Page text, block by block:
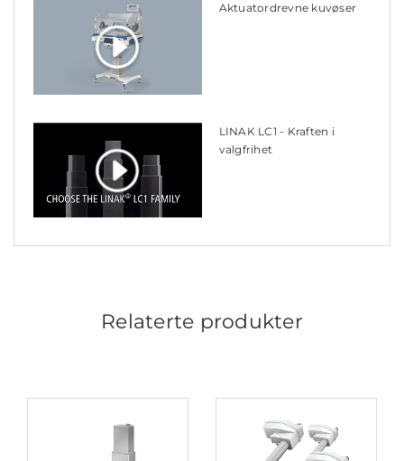
Aktuatordrevne kuvøser
LINAK LC1 - Kraften i
valgfrihet
Relaterte produkter